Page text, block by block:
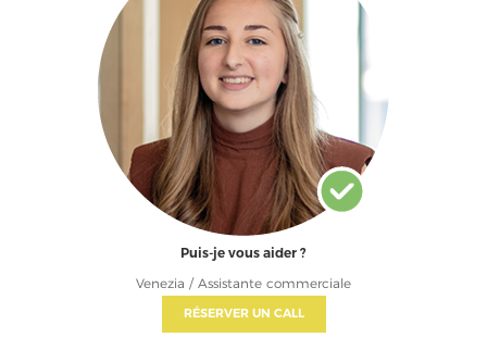
Puis-je vous aider ?
Venezia / Assistante commerciale
RÉSERVER UN CALL